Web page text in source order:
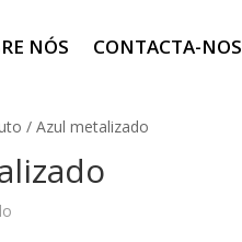
NÓS CONTACTA-NOS
/ Azul metalizado